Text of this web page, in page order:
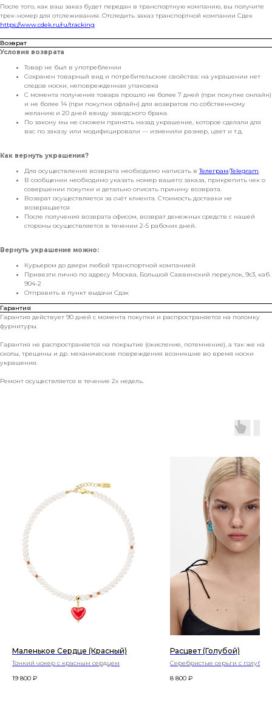
После того, как ваш заказ будет передан в транспортную компанию, вы получите
трек-номер для отслеживания. Отследить заказ транспортной компании Сдек
https://www.cdek.ru/ru/tracking
Возврат
Условия возврата
Товар не был в употреблении
Сохранен товарный вид и потребительские свойства: на украшении нет
следов носки, неповрежденная упаковка
С момента получения товара прошло не более 7 дней (при покупке онлайн)
и не более 14 (при покупки офлайн) для возвратов по собственному
желанию и 20 дней ввиду заводского брака.
По закону мы не сможем принять назад украшение, которое сделали для
вас по заказу или модифицировали — изменили размер, цвет и т.д.
Как вернуть украшения?
Для осуществления возврата необходимо написать вТелеграм/Telegram.
В сообщении необходимо указать номер вашего заказа, прикрепить чек о
совершении покупки и детально описать причину возврата.
Возврат осуществляется за счёт клиента. Стоимость доставки не
возвращается
После получения возврата офисом, возврат денежных средств с нашей
стороны осуществляется в течении 2-5 рабочих дней.
Вернуть украшение можно:
Курьером до двери любой транспортной компанией
Привезти лично по адресу Москва, Большой Саввинский переулок, 9с3, каб.
904-2
Отправить в пункт выдачи Сдэк
Гарантия
Гарантия действует 90 дней с момента покупки и распространяется на поломку
фурнитуры.
Гарантия не распространяется на покрытие (окисление, потемнение), а так же на
сколы, трещины и др. механические повреждения возникшие во время носки
украшения.
Ремонт осуществляется в течение 2х недель.
Маленькое Сердце (красный)
Тонкий чокер с красным сердцем
19 800 ₽
Расцвет (голубой)
Серебристые серьги с
8 800 ₽